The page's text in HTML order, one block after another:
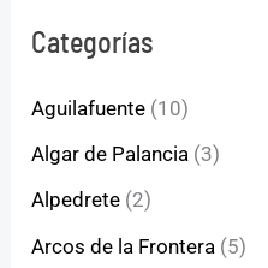
Categorías
Aguilafuente (10)
Algar de Palancia (3)
Alpedrete (2)
Arcos de la Frontera (5)